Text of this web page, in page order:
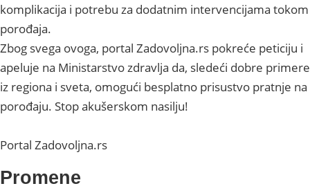
komplikacija i potrebu za dodatnim intervencijama tokom
porođaja.
Zbog svega ovoga, portal Zadovoljna.rs pokreće peticiju i
apeluje na Ministarstvo zdravlja da, sledeći dobre primere
iz regiona i sveta, omogući besplatno prisustvo pratnje na
porođaju. Stop akušerskom nasilju!
Portal Zadovoljna.rs
Promene